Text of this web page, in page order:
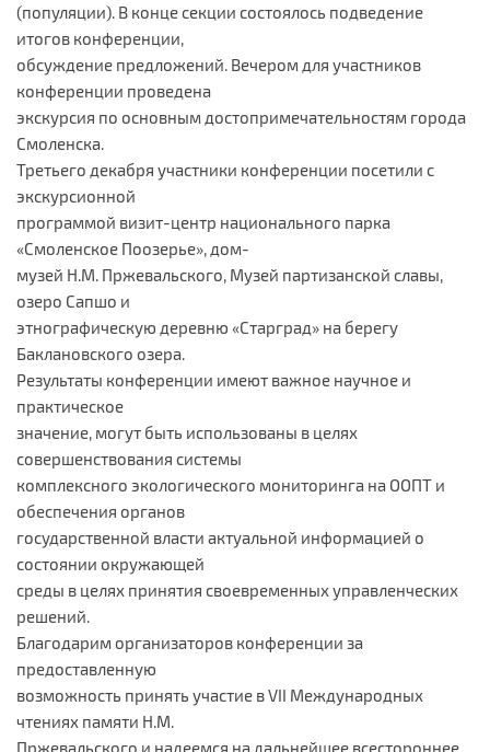
(популяции). В конце секции состоялось подведение
итогов конференции,
обсуждение предложений. Вечером для участников
конференции проведена
экскурсия по основным достопримечательностям города
Смоленска.
Третьего декабря участники конференции посетили с
экскурсионной
программой визит-центр национального парка
«Смоленское Поозерье», дом-
музей Н.М. Пржевальского, Музей партизанской славы,
озеро Сапшо и
этнографическую деревню «Старград» на берегу
Баклановского озера.
Результаты конференции имеют важное научное и
практическое
значение, могут быть использованы в целях
совершенствования системы
комплексного экологического мониторинга на ООПТ и
обеспечения органов
государственной власти актуальной информацией о
состоянии окружающей
среды в целях принятия своевременных управленческих
решений.
Благодарим организаторов конференции за
предоставленную
возможность принять участие в VII Международных
чтениях памяти Н.М.
Пржевальского и надеемся на дальнейшее всестороннее